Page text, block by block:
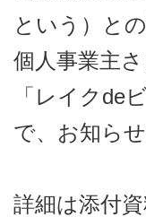
という）と
個人事業主
「レイクde
で、お知ら
詳細は添付